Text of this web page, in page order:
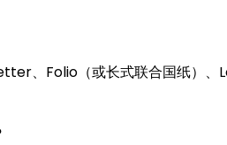
、Folio（或长式联合国纸）